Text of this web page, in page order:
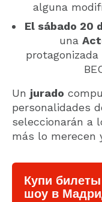
alguna
El sábado 20
una
Un jurado
personalidades
seleccionarán a
más lo merecen
Купи
шоу в